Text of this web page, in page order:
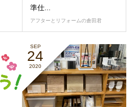
準仕...
アフターとリフォームの倉田君
SEP
24
2020